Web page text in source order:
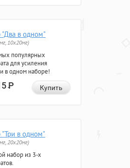
"Два в одном"
10x20мг)
популярных
для усиления
в одном наборе!
Р Купить
"Три в одном"
20x20мг)
набор из 3-х